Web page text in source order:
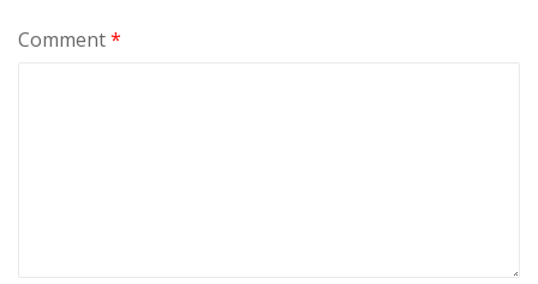
Comment*